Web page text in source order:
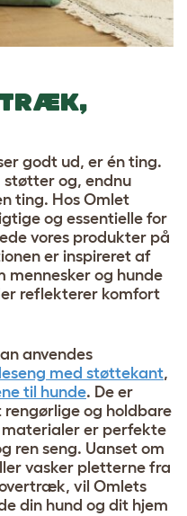
godt ud, er én ting.
støtter og, endnu
ting. Hos Omlet
og essentielle for
vores produkter på
er inspireret af
mennesker og hunde
reflekterer komfort
anvendes
med støttekant,
til hunde. De er
og holdbare
materialer er perfekte
ren seng. Uanset om
vasker pletterne fra
vil Omlets
din hund og dit hjem